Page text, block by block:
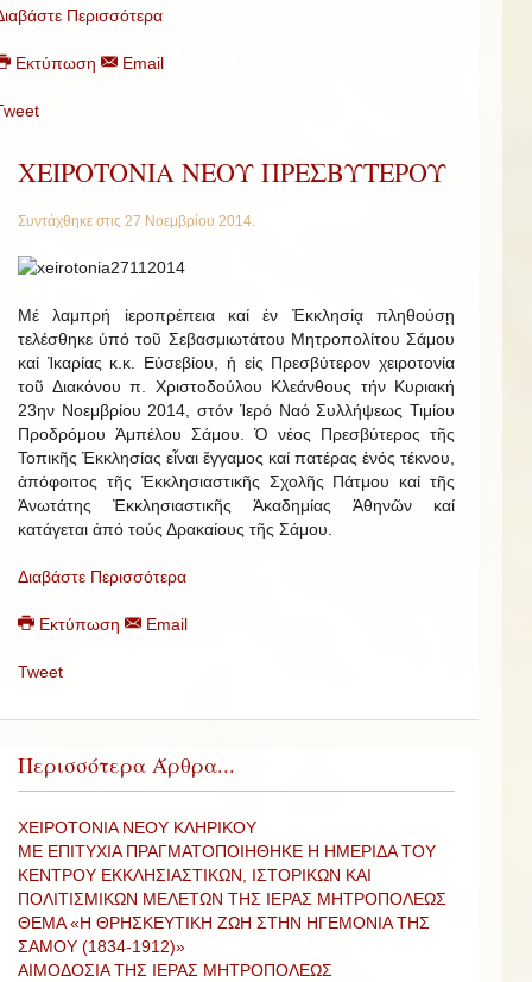
Περισσότερα
Εκτύπωση Email
ΧΕΙΡΟΤΟΝΙΑ ΝΕΟΥ ΠΡΕΣΒΥΤΕΡΟΥ
Συντάχθηκε στις 27 Νοεμβρίου 2014
Μέ λαμπρή ἱεροπρέπεια καί ἐν Ἐκκλησίᾳ πληθούσῃ
τελέσθηκε ὑπό τοῦ Σεβασμιωτάτου Μητροπολίτου Σάμου
καί Ἰκαρίας κ.κ. Εὐσεβίου, ἡ εἰς Πρεσβύτερον χειροτονία
τοῦ Διακόνου π. Χριστοδούλου Κλεάνθους τήν Κυριακή
23ην Νοεμβρίου 2014, στόν Ἱερό Ναό Συλλήψεως Τιμίου
Προδρόμου Ἀμπέλου Σάμου. Ὁ νέος Πρεσβύτερος τῆς
Τοπικῆς Ἐκκλησίας εἶναι ἔγγαμος καί πατέρας ἑνός τέκνου,
ἀπόφοιτος τῆς Ἐκκλησιαστικῆς Σχολῆς Πάτμου καί τῆς
Ἀνωτάτης Ἐκκλησιαστικῆς Ἀκαδημίας Ἀθηνῶν καί
κατάγεται ἀπό τούς Δρακαίους τῆς Σάμου.
Διαβάστε Περισσότερα
Εκτύπωση Email
Tweet
Περισσότερα Άρθρα...
ΧΕΙΡΟΤΟΝΙΑ ΝΕΟΥ ΚΛΗΡΙΚΟΥ
ΜΕ ΕΠΙΤΥΧΙΑ ΠΡΑΓΜΑΤΟΠΟΙΗΘΗΚΕ Η ΗΜΕΡΙΔΑ ΤΟΥ
ΚΕΝΤΡΟΥ ΕΚΚΛΗΣΙΑΣΤΙΚΩΝ, ΙΣΤΟΡΙΚΩΝ ΚΑΙ
ΠΟΛΙΤΙΣΜΙΚΩΝ ΜΕΛΕΤΩΝ ΤΗΣ ΙΕΡΑΣ ΜΗΤΡΟΠΟΛΕΩΣ
ΘΕΜΑ «Η ΘΡΗΣΚΕΥΤΙΚΗ ΖΩΗ ΣΤΗΝ ΗΓΕΜΟΝΙΑ ΤΗΣ
ΣΑΜΟΥ (1834-1912)»
ΑΙΜΟΔΟΣΙΑ ΤΗΣ ΙΕΡΑΣ ΜΗΤΡΟΠΟΛΕΩΣ